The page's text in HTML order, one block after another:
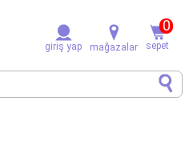
giriş yap mağazalar sepet
0